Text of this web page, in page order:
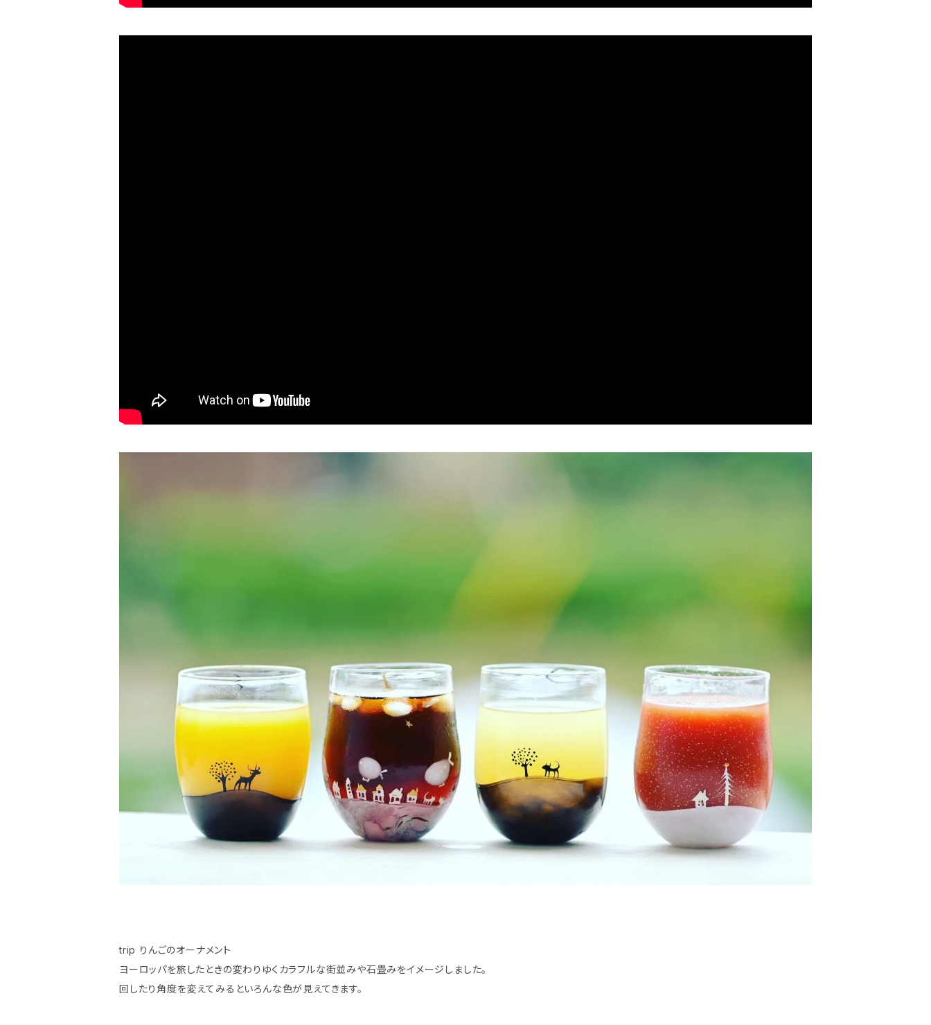
trip りんごのオーナメント
ヨーロッパを旅したときの変わりゆくカラフルな街並みや石畳みをイメージしました。
回したり角度を変えてみるといろんな色が見えてきます。